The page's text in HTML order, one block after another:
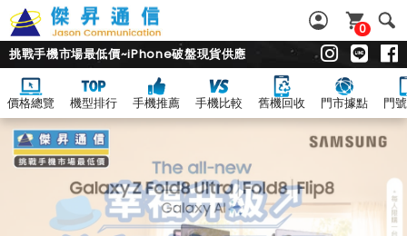
0
挑戰手機市場最低價~iPhone破盤現貨供應
價格總覽 機型排行 手機推薦 手機比較 舊機回收 門市據點 門